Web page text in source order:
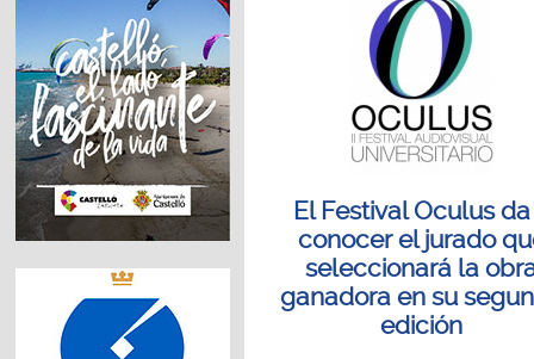
El Festival Oculus
conocer el jurado
seleccionará la
ganadora en su
edición